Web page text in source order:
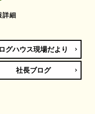
詳細
ログハウス現場だより
社長ブログ